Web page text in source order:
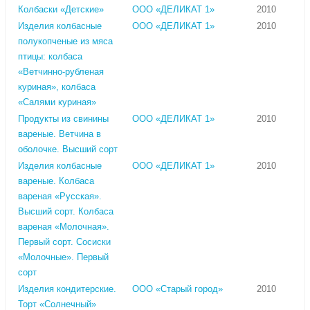
Колбаски «Детские» ООО «ДЕЛИКАТ 1»
2010
Изделия колбасные
полукопченые из мяса
птицы: колбаса
«Ветчинно-рубленая
куриная», колбаса
«Салями куриная»
ООО «ДЕЛИКАТ 1» 2010
Продукты из свинины
вареные. Ветчина в
оболочке. Высший сорт
ООО «ДЕЛИКАТ 1» 2010
Изделия колбасные
вареные. Колбаса
вареная «Русская».
Высший сорт. Колбаса
вареная «Молочная».
Первый сорт. Сосиски
«Молочные». Первый
сорт
ООО «ДЕЛИКАТ 1» 2010
Изделия кондитерские.
Торт «Солнечный»
ООО «Старый город» 2010